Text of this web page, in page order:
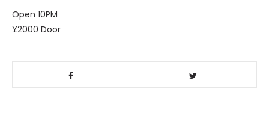
Open 10PM
¥2000 Door